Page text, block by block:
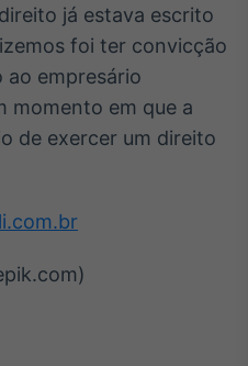
Em brevejá estava escrito
foi ter convicção
ao empresário
momento em que a
de exercer um direito